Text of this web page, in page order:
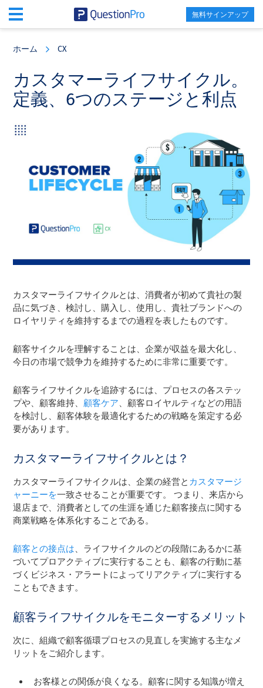
content
sidebar
無料サインアップ
ホーム CX
カスタマーライフサイクル。
定義、6つのステージと利点
カスタマーライフサイクルとは、消費者が初めて貴社の製
品に気づき、検討し、購入し、使用し、貴社ブランドへの
ロイヤリティを維持するまでの過程を表したものです。
顧客サイクルを理解することは、企業が収益を最大化し、
今日の市場で競争力を維持するために非常に重要です。
顧客ライフサイクルを追跡するには、プロセスの各ステッ
プや、顧客維持、 顧客ケア、顧客ロイヤルティなどの用語
を検討し、顧客体験を最適化するための戦略を策定する必
要があります。
カスタマーライフサイクルとは？
カスタマーライフサイクルは、企業の経営と カスタマージ
ャーニーを一致させることが重要です。 つまり、来店から
退店まで、消費者としての生涯を通じた顧客接点に関する
商業戦略を体系化することである。
顧客との接点は、ライフサイクルのどの段階にあるかに基
づいてプロアクティブに実行することも、顧客の行動に基
づくビジネス・アラートによってリアクティブに実行する
こともできます。
顧客ライフサイクルをモニターするメリット
次に、組織で顧客循環プロセスの見直しを実施する主なメ
リットをご紹介します。
お客様との関係が良くなる。顧客に関する知識が増え